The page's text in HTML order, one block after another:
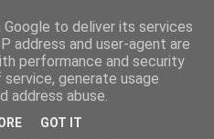
to deliver its services
address and user-agent are
performance and security
generate usage
address abuse.
GOT IT